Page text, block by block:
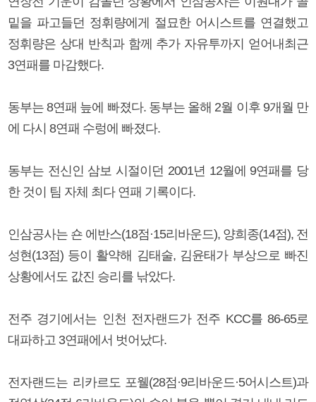
밑을 파고들던 정휘량에게 절묘한 어시스트를 연결했고
정휘량은 상대 반칙과 함께 추가 자유투까지 얻어내최근
3연패를 마감했다.
동부는 8연패 늪에 빠졌다. 동부는 올해 2월 이후 9개월 만
에 다시 8연패 수렁에 빠졌다.
동부는 전신인 삼보 시절이던 2001년 12월에 9연패를 당
한 것이 팀 자체 최다 연패 기록이다.
인삼공사는 숀 에반스(18점·15리바운드), 양희종(14점), 전
성현(13점) 등이 활약해 김태술, 김윤태가 부상으로 빠진
상황에서도 값진 승리를 낚았다.
전주 경기에서는 인천 전자랜드가 전주 KCC를 86-65로
대파하고 3연패에서 벗어났다.
전자랜드는 리카르도 포웰(28점·9리바운드·5어시스트)과